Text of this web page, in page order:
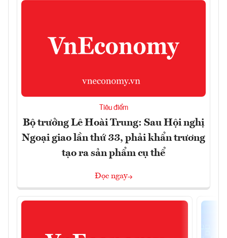
Tiêu điểm
Bộ trưởng Lê Hoài Trung: Sau Hội nghị
Ngoại giao lần thứ 33, phải khẩn trương
tạo ra sản phẩm cụ thể
Đọc ngay